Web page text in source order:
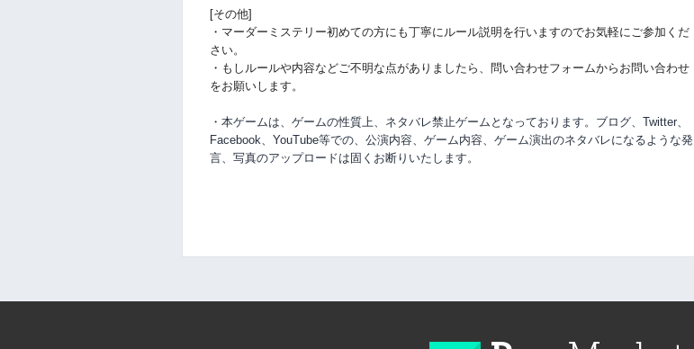
[その他]
・マーダーミステリー初めての方にも丁寧にルール説明を行いますのでお気軽にご参加くだ
さい。
・もしルールや内容などご不明な点がありましたら、問い合わせフォームからお問い合わせ
をお願いします。
・本ゲームは、ゲームの性質上、ネタバレ禁止ゲームとなっております。ブログ、Twitter、
Facebook、YouTube等での、 公演内容、 ゲーム内容、ゲーム演出のネタバレになるような発
言、写真のアップロードは固くお断りいたします。